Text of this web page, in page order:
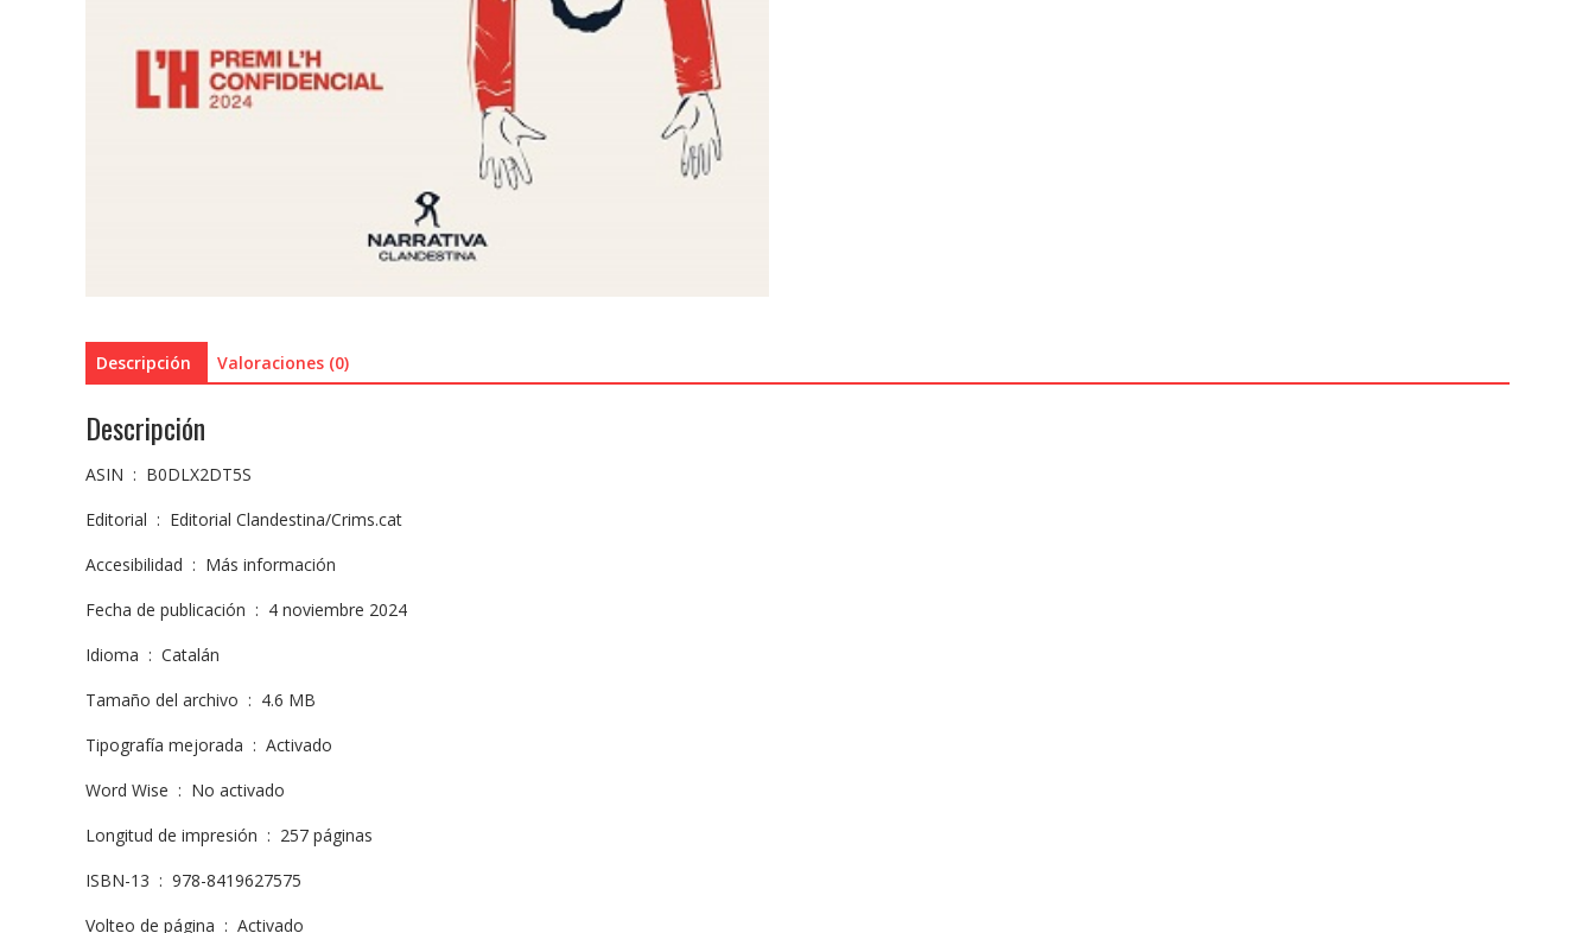
Descripción Valoraciones (0)
Descripción
ASIN ‏ : ‎ B0DLX2DT5S
Editorial ‏ : ‎ Editorial Clandestina/Crims.cat
Accesibilidad ‏ : ‎ Más información
Fecha de publicación ‏ : ‎ 4 noviembre 2024
Idioma ‏ : ‎ Catalán
Tamaño del archivo ‏ : ‎ 4.6 MB
Tipografía mejorada ‏ : ‎ Activado
Word Wise ‏ : ‎ No activado
Longitud de impresión ‏ : ‎ 257 páginas
ISBN-13 ‏ : ‎ 978-8419627575
Volteo de página ‏ : ‎ Activado